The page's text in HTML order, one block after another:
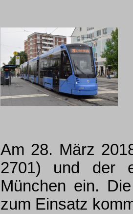
Am 28. März
2701) und der
München ein.
zum Einsatz